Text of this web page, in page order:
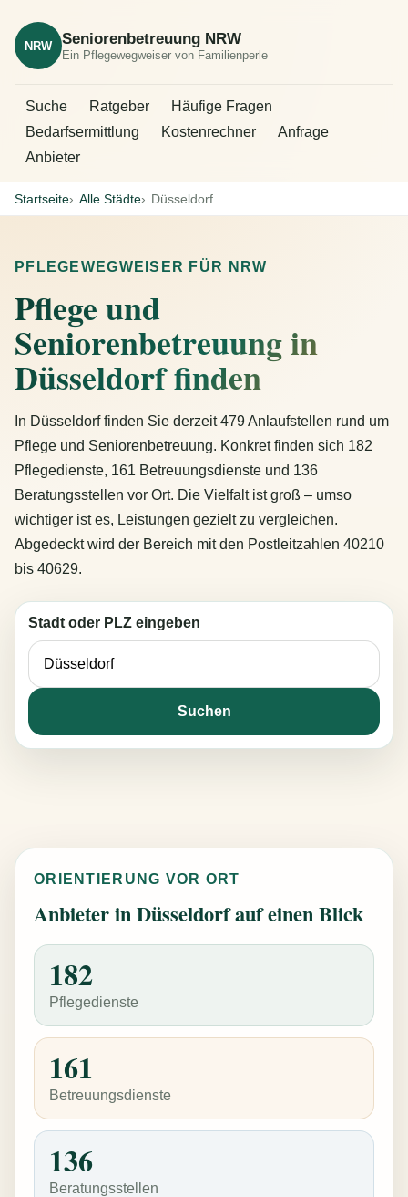
NRW Seniorenbetreuung NRW
Ein Pflegewegweiser von Familienperle
Suche Ratgeber
Häufige Fragen
Bedarfsermittlung
Kostenrechner
Anfrage
Anbieter
Startseite Alle Städte Düsseldorf
PFLEGEWEGWEISER FÜR NRW
Pflege und
Seniorenbetreuung in
Düsseldorf finden
In Düsseldorf finden Sie derzeit 479 Anlaufstellen rund um
Pflege und Seniorenbetreuung. Konkret finden sich 182
Pflegedienste, 161 Betreuungsdienste und 136
Beratungsstellen vor Ort. Die Vielfalt ist groß – umso
wichtiger ist es, Leistungen gezielt zu vergleichen.
Abgedeckt wird der Bereich mit den Postleitzahlen 40210
bis 40629.
Stadt oder PLZ eingeben
Suchen
ORIENTIERUNG VOR ORT
Anbieter in Düsseldorf auf einen Blick
182
Pflegedienste
161
Betreuungsdienste
136
Beratungsstellen